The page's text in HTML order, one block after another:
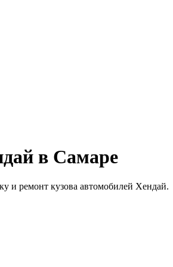
в Самаре
и ремонт кузова автомобилей Хендай.